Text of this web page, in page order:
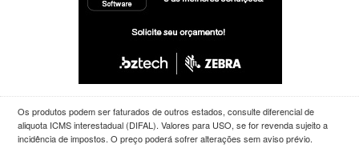
Os produtos podem ser faturados de outros estados, consulte diferencial de
aliquota ICMS interestadual (DIFAL). Valores para USO, se for revenda sujeito a
incidência de impostos. O preço poderá sofrer alterações sem aviso prévio.